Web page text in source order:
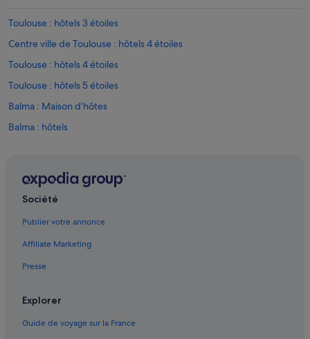
Toulouse : hôtels 3 étoiles
Centre ville de Toulouse : hôtels 4 étoiles
Toulouse : hôtels 4 étoiles
Toulouse : hôtels 5 étoiles
Balma : Maison d’hôtes
Balma : hôtels
Capitole de Toulouse : hôtels à proximité
Centre ville de Toulouse : hôtels Hôtels avec parc aquatique
Château de l'Hers : hôtels
Société
Publier votre annonce
Affiliate Marketing
Presse
Explorer
Guide de voyage sur la France